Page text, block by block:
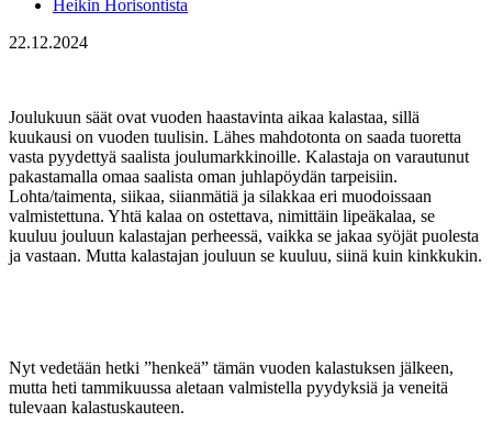
Heikin Horisontista
22.12.2024
Joulukuun säät ovat vuoden haastavinta aikaa kalastaa, sillä
kuukausi on vuoden tuulisin. Lähes mahdotonta on saada tuoretta
vasta pyydettyä saalista joulumarkkinoille. Kalastaja on varautunut
pakastamalla omaa saalista oman juhlapöydän tarpeisiin.
Lohta/taimenta, siikaa, siianmätiä ja silakkaa eri muodoissaan
valmistettuna. Yhtä kalaa on ostettava, nimittäin lipeäkalaa, se
kuuluu jouluun kalastajan perheessä, vaikka se jakaa syöjät puolesta
ja vastaan. Mutta kalastajan jouluun se kuuluu, siinä kuin kinkkukin.
Nyt vedetään hetki ”henkeä” tämän vuoden kalastuksen jälkeen,
mutta heti tammikuussa aletaan valmistella pyydyksiä ja veneitä
tulevaan kalastuskauteen.